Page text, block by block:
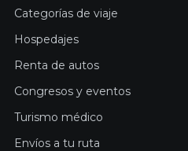
Categorías de viaje
Hospedajes
Renta de autos
Congresos y eventos
Turismo médico
Envíos a tu ruta